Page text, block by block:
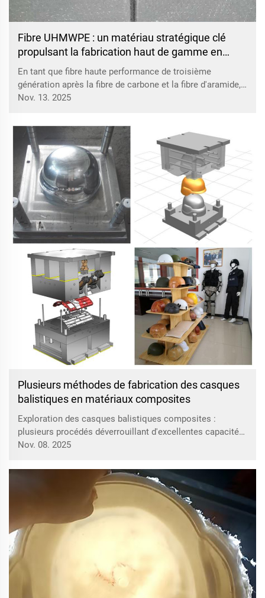
Fibre UHMWPE : un matériau stratégique clé
propulsant la fabrication haut de gamme en
Chine
En tant que fibre haute performance de troisième
génération après la fibre de carbone et la fibre d'aramide,
la fibre de polyéthylène ultra-haut poids moléculaire
2025 », grâce à ses avantages fondamentaux...
Nov. 13. 2025
Plusieurs méthodes de fabrication des casques
balistiques en matériaux composites
Exploration des casques balistiques composites :
plusieurs procédés déverrouillant d'excellentes capacités
de protection. Casques balistiques composites : une
Présentation succincte du rôle essentiel des casques
balistiques composites...
Nov. 08. 2025